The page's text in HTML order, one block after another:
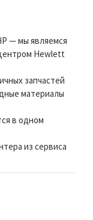
— мы являемся
Hewlett
запчастей
материалы
в одном
из сервиса